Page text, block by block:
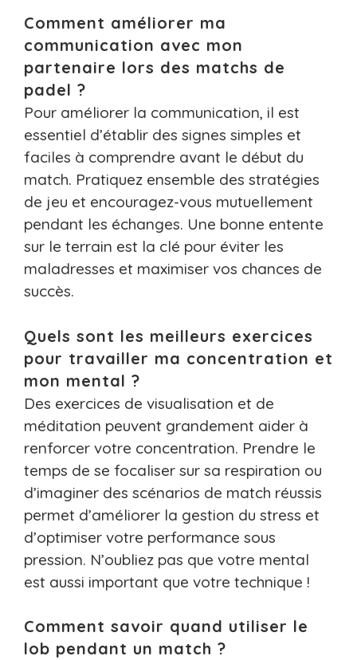
Comment améliorer ma
communication avec mon
partenaire lors des matchs de
padel ?
Pour améliorer la communication, il est
essentiel d’établir des signes simples et
faciles à comprendre avant le début du
match. Pratiquez ensemble des stratégies
de jeu et encouragez-vous mutuellement
pendant les échanges. Une bonne entente
sur le terrain est la clé pour éviter les
maladresses et maximiser vos chances de
succès.
Quels sont les meilleurs exercices
pour travailler ma concentration et
mon mental ?
Des exercices de visualisation et de
méditation peuvent grandement aider à
renforcer votre concentration. Prendre le
temps de se focaliser sur sa respiration ou
d’imaginer des scénarios de match réussis
permet d’améliorer la gestion du stress et
d’optimiser votre performance sous
pression. N’oubliez pas que votre mental
est aussi important que votre technique !
Comment savoir quand utiliser le
lob pendant un match ?